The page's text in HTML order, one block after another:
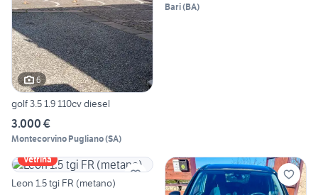
6
golf 3.5 1.9 110cv diesel
3.000 €
Montecorvino Pugliano(SA)
Bari(BA)
Vetrina
Leon 1.5 tgi FR (metano)